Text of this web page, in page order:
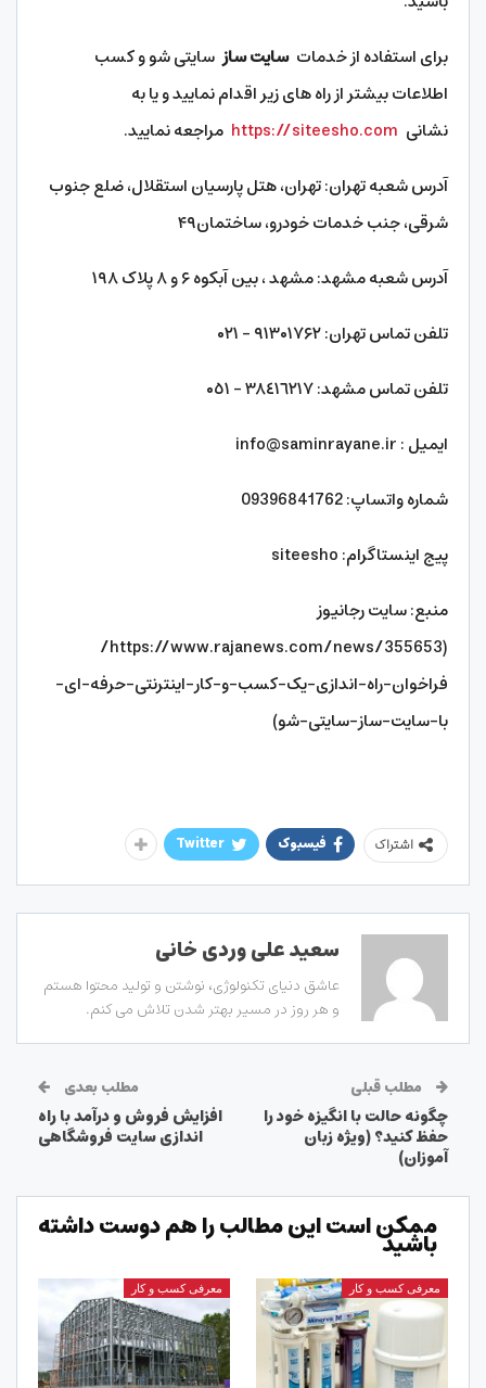
برای استفاده از خدماتسایت سازسایتی شو و کسب
اطلاعات بیشتر از راه های زیر اقدام نمایید و یا به
نشانی https://siteesho.com مراجعه نمایید.
آدرس شعبه تهران: تهران، هتل پارسیان استقلال، ضلع جنوب
شرقی، جنب خدمات خودرو، ساختمان۴۹
آدرس شعبه مشهد: مشهد ، بین آبکوه ۶ و ۸ پلاک ۱۹۸
تلفن تماس تهران: ۹۱۳۰۱۷۶۲ – ۰۲۱
تلفن تماس مشهد: ٣٨٤١٦٢١٧ – ۰٥۱
ایمیل : info@saminrayane.ir
شماره واتساپ: 09396841762
پیج اینستاگرام: siteesho
منبع: سایت رجانیوز
(https://www.rajanews.com/news/355653/
فراخوان-راه-اندازی-یک-کسب-و-کار-اینترنتی-حرفه-ای-
با-سایت-ساز-سایتی-شو)
اشتراک فیسبوک Twitter
سعید علی وردی خانی
عاشق دنیای تکنولوژی، نوشتن و تولید محتوا هستم
و هر روز در مسیر بهتر شدن تلاش می کنم.
مطلب قبلی
چگونه حالت با انگیزه خود را
حفظ کنید؟ (ویژه زبان
آموزان)
مطلب بعدی
افزایش فروش و درآمد با راه
اندازی سایت فروشگاهی
ممکن است این مطالب را هم دوست داشته
باشید
معرفی کسب و کار معرفی کسب و کار